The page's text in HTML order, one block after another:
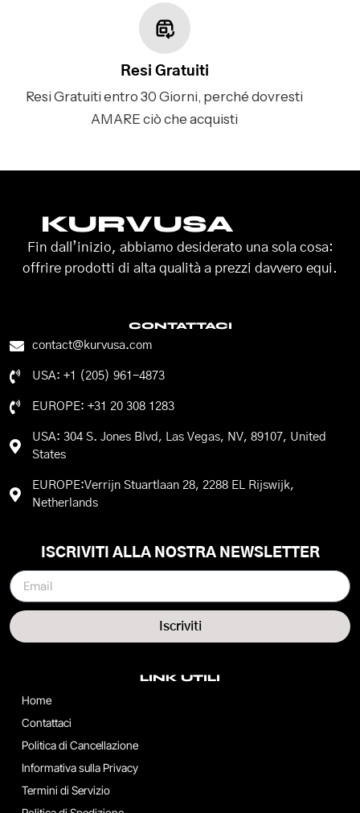
Resi Gratuiti
Resi Gratuiti entro 30 Giorni, perché dovresti
AMARE ciò che acquisti
KURVUSA
Fin dall’inizio, abbiamo desiderato una sola cosa:
offrire prodotti di alta qualità a prezzi davvero equi.
CONTATTACI
contact@kurvusa.com
USA: +1 (205) 961-4873
EUROPE: +31 20 308 1283
USA: 304 S. Jones Blvd, Las Vegas, NV, 89107, United
States
EUROPE:Verrijn Stuartlaan 28, 2288 EL Rijswijk,
Netherlands
LINK UTILI
Home
Contattaci
Politica di Cancellazione
Informativa sulla Privacy
Termini di Servizio
ISCRIVITI ALLA NOSTRA NEWSLETTER
Iscriviti